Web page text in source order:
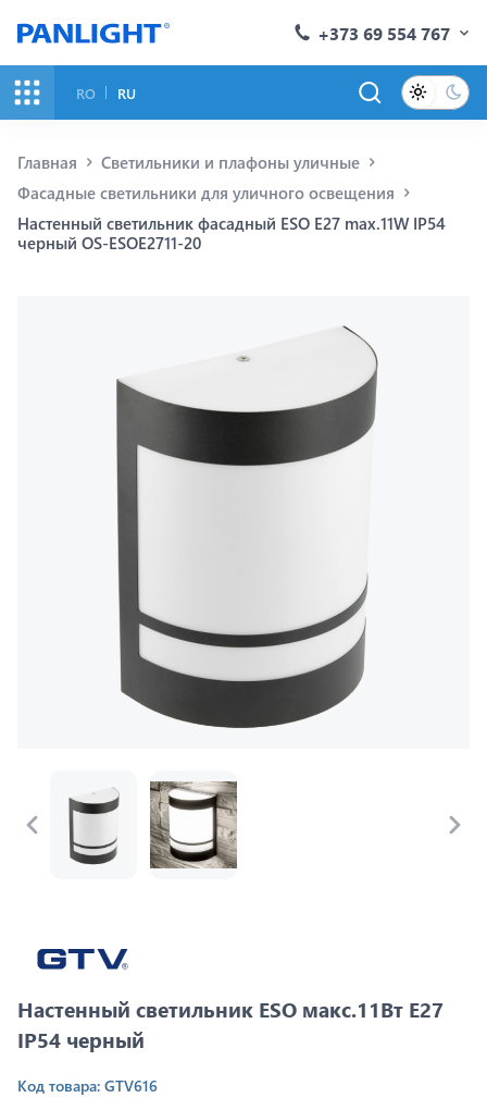
+373 69 554 767
RO RU
Главная
Светильники и плафоны уличные
Фасадные светильники для уличного освещения
Настенный светильник фасадный ESO E27 max.11W IP54
черный OS-ESOE2711-20
Настенный светильник ESO макс.11Вт E27
IP54 черный
Код товара: GTV616